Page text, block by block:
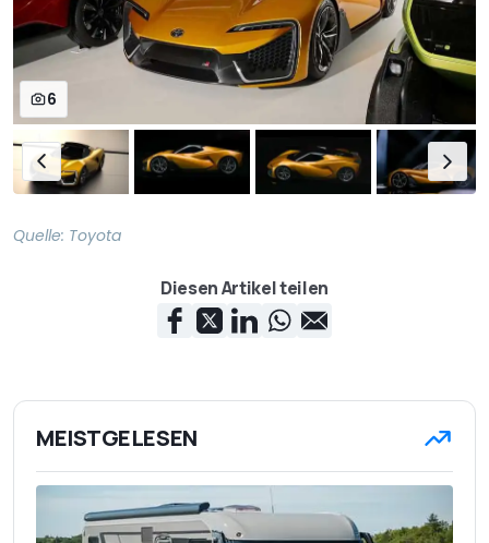
6
Quelle: Toyota
Diesen Artikel teilen
MEISTGELESEN